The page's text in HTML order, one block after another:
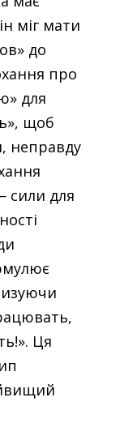
міг мати
до
про
для
щоб
неправду
сили для
Ця